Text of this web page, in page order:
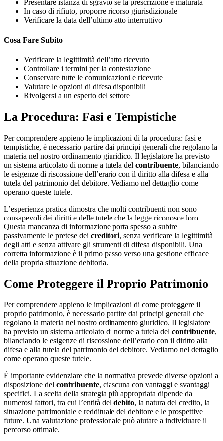
Presentare istanza di sgravio se la prescrizione è maturata
In caso di rifiuto, proporre ricorso giurisdizionale
Verificare la data dell’ultimo atto interruttivo
Cosa Fare Subito
Verificare la legittimità dell’atto ricevuto
Controllare i termini per la contestazione
Conservare tutte le comunicazioni e ricevute
Valutare le opzioni di difesa disponibili
Rivolgersi a un esperto del settore
La Procedura: Fasi e Tempistiche
Per comprendere appieno le implicazioni di la procedura: fasi e
tempistiche, è necessario partire dai principi generali che regolano la
materia nel nostro ordinamento giuridico. Il legislatore ha previsto
un sistema articolato di norme a tutela del contribuente, bilanciando
le esigenze di riscossione dell’erario con il diritto alla difesa e alla
tutela del patrimonio del debitore. Vediamo nel dettaglio come
operano queste tutele.
L’esperienza pratica dimostra che molti contribuenti non sono
consapevoli dei diritti e delle tutele che la legge riconosce loro.
Questa mancanza di informazione porta spesso a subire
passivamente le pretese dei creditori, senza verificare la legittimità
degli atti e senza attivare gli strumenti di difesa disponibili. Una
corretta informazione è il primo passo verso una gestione efficace
della propria situazione debitoria.
Come Proteggere il Proprio Patrimonio
Per comprendere appieno le implicazioni di come proteggere il
proprio patrimonio, è necessario partire dai principi generali che
regolano la materia nel nostro ordinamento giuridico. Il legislatore
ha previsto un sistema articolato di norme a tutela del contribuente,
bilanciando le esigenze di riscossione dell’erario con il diritto alla
difesa e alla tutela del patrimonio del debitore. Vediamo nel dettaglio
come operano queste tutele.
È importante evidenziare che la normativa prevede diverse opzioni a
disposizione del contribuente, ciascuna con vantaggi e svantaggi
specifici. La scelta della strategia più appropriata dipende da
numerosi fattori, tra cui l’entità del debito, la natura del credito, la
situazione patrimoniale e reddituale del debitore e le prospettive
future. Una valutazione professionale può aiutare a individuare il
percorso ottimale.